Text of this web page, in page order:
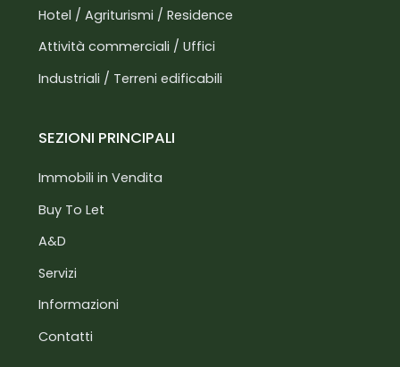
Hotel / Agriturismi / Residence
Attività commerciali / Uffici
Industriali / Terreni edificabili
SEZIONI PRINCIPALI
Immobili in Vendita
Buy To Let
A&D
Servizi
Informazioni
Contatti